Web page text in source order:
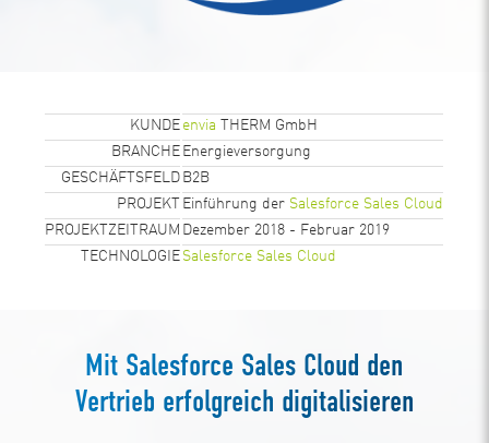
KUNDE envia THERM GmbH
BRANCHE Energieversorgung
GESCHÄFTSFELD B2B
PROJEKT Einführung der Salesforce Sales Cloud
PROJEKTZEITRAUM Dezember 2018 - Februar 2019
TECHNOLOGIE Salesforce Sales Cloud
Mit Salesforce Sales Cloud den
Vertrieb erfolgreich digitalisieren